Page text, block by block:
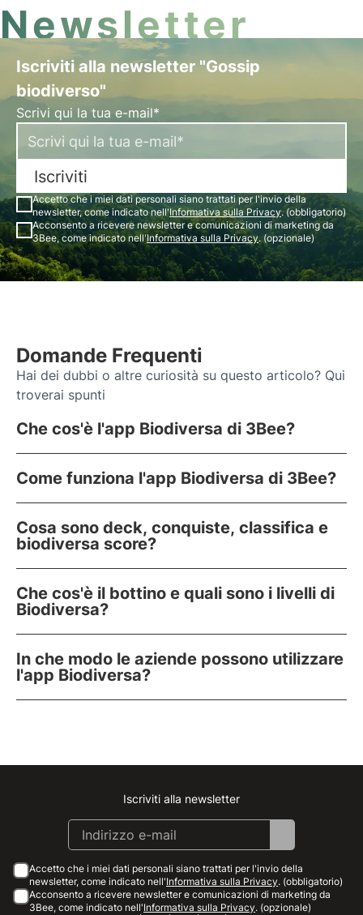
Newsletter
Iscriviti alla newsletter "Gossip
biodiverso"
Scrivi qui la tua e-mail*
Iscriviti
Accetto che i miei dati personali siano trattati per l'invio della
newsletter, come indicato nell'Informativa sulla Privacy. (obbligatorio)
Acconsento a ricevere newsletter e comunicazioni di marketing da
3Bee, come indicato nell'Informativa sulla Privacy. (opzionale)
Domande Frequenti
Hai dei dubbi o altre curiosità su questo articolo? Qui
troverai spunti
Che cos'è l'app Biodiversa di 3Bee?
Come funziona l'app Biodiversa di 3Bee?
Cosa sono deck, conquiste, classifica e
biodiversa score?
Che cos'è il bottino e quali sono i livelli di
Biodiversa?
In che modo le aziende possono utilizzare
l'app Biodiversa?
Instagram
Facebook
Linkedin
Youtube
Iscriviti alla newsletter
Accetto che i miei dati personali siano trattati per l'invio della
newsletter, come indicato nell'Informativa sulla Privacy. (obbligatorio)
Acconsento a ricevere newsletter e comunicazioni di marketing da
3Bee, come indicato nell'Informativa sulla Privacy. (opzionale)